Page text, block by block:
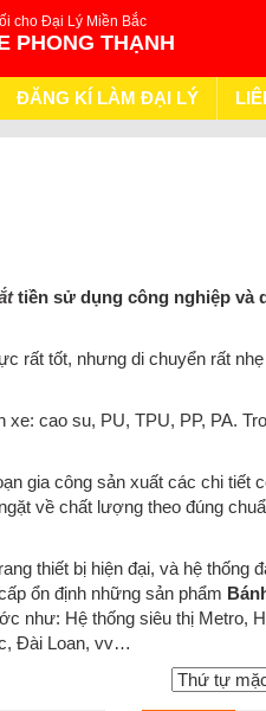
cho Đại Lý Miền Bắc
PHONG THẠNH
ĐĂNG KÍ LÀM ĐẠI LÝ
tiền sử dụng công nghiệp và
rất tốt, nhưng di chuyển rất
cao su, PU, TPU, PP, PA.
gia công sản xuất các chi tiết
về chất lượng theo đúng
thiết bị hiện đại, và hệ thống
ổn định những sản phẩm
như: Hệ thống siêu thị Metro,
Đài Loan, vv…